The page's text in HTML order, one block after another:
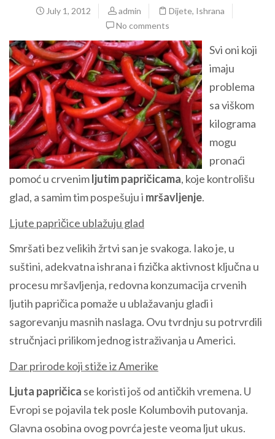
July 1, 2012 admin Dijete, Ishrana
No comments
Svi oni koji
imaju
problema
sa viškom
kilograma
mogu
pronaći
pomoć u crvenimljutim papričicama, koje kontrolišu
glad, a samim tim pospešuju i mršavljenje.
Ljute papričice ublažuju glad
Smršati bez velikih žrtvi san je svakoga. Iako je, u
suštini, adekvatna ishrana i fizička aktivnost ključna u
procesu mršavljenja, redovna konzumacija crvenih
ljutih papričica pomaže u ublažavanju gladi i
sagorevanju masnih naslaga. Ovu tvrdnju su potrvrdili
stručnjaci prilikom jednog istraživanja u Americi.
Dar prirode koji stiže iz Amerike
Ljuta papričica se koristi još od antičkih vremena. U
Evropi se pojavila tek posle Kolumbovih putovanja.
Glavna osobina ovog povrća jeste veoma ljut ukus.